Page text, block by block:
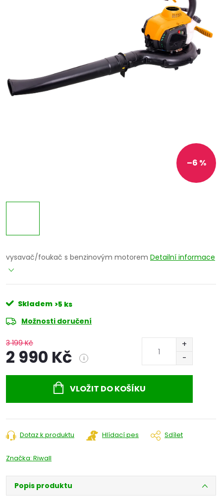
–6 %
vysavač/foukač s benzinovým motorem Detailní informace
Skladem >5 ks
Možnosti doručení
3 199 Kč
2 990 Kč i
VLOŽIT DO KOŠÍKU
Dotaz k produktu Hlídací pes Sdílet
Značka: Riwall
Popis produktu